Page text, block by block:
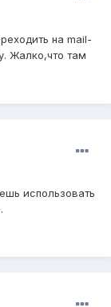
на mail-
Жалко,что там
использовать